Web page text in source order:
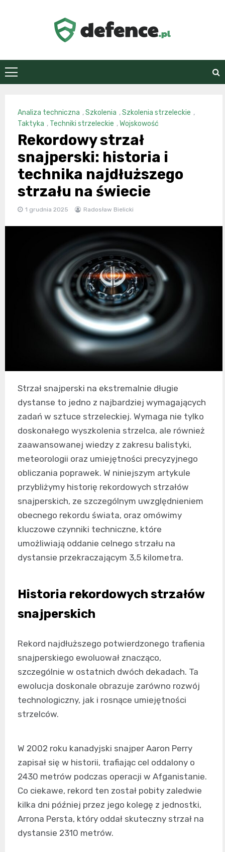
defence.pl
Analiza techniczna ,Szkolenia ,Szkolenia strzeleckie ,
Taktyka , Techniki strzeleckie ,Wojskowość
Rekordowy strzał
snajperski: historia i
technika najdłuższego
strzału na świecie
1 grudnia 2025 Radosław Bielicki
Strzał snajperski na ekstremalnie długie
dystanse to jedno z najbardziej wymagających
zadań w sztuce strzeleckiej. Wymaga nie tylko
doskonałego wyszkolenia strzelca, ale również
zaawansowanej wiedzy z zakresu balistyki,
meteorologii oraz umiejętności precyzyjnego
obliczania poprawek. W niniejszym artykule
przybliżymy historię rekordowych strzałów
snajperskich, ze szczególnym uwzględnieniem
obecnego rekordu świata, oraz omówimy
kluczowe czynniki techniczne, które
umożliwiają oddanie celnego strzału na
dystansie przekraczającym 3,5 kilometra.
Historia rekordowych strzałów
snajperskich
Rekord najdłuższego potwierdzonego trafienia
snajperskiego ewoluował znacząco,
szczególnie w ostatnich dwóch dekadach. Ta
ewolucja doskonale obrazuje zarówno rozwój
technologiczny, jak i rosnące umiejętności
strzelców.
W 2002 roku kanadyjski snajper Aaron Perry
zapisał się w historii, trafiając cel oddalony o
2430 metrów podczas operacji w Afganistanie.
Co ciekawe, rekord ten został pobity zaledwie
kilka dni później przez jego kolegę z jednostki,
Arrona Persta, który oddał skuteczny strzał na
dystansie 2310 metrów.